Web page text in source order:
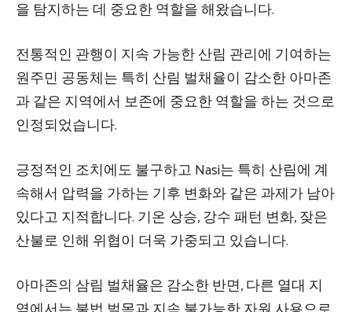
을 탐지하는 데 중요한 역할을 해왔습니다.
전통적인 관행이 지속 가능한 산림 관리에 기여하는
원주민 공동체는 특히 산림 벌채율이 감소한 아마존
과 같은 지역에서 보존에 중요한 역할을 하는 것으로
인정되었습니다.
긍정적인 조치에도 불구하고 Nasi는 특히 산림에 계
속해서 압력을 가하는 기후 변화와 같은 과제가 남아
있다고 지적합니다. 기온 상승, 강수 패턴 변화, 잦은
산불로 인해 위협이 더욱 가중되고 있습니다.
아마존의 삼림 벌채율은 감소한 반면, 다른 열대 지